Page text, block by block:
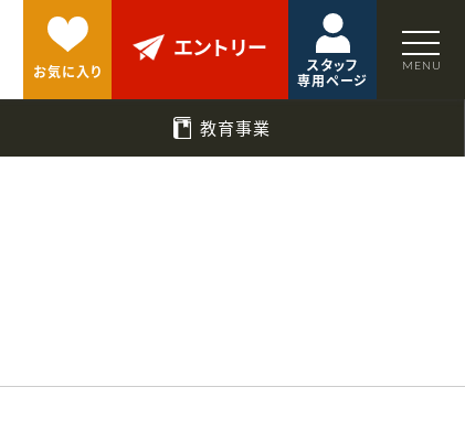
お気に入り
エントリー
スタッフ
専用ページ
教育事業